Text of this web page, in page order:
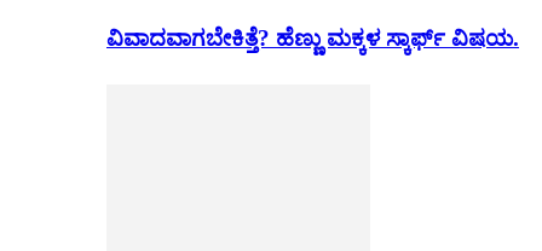
ವಿವಾದವಾಗಬೇಕಿತ್ತೆ? ಹೆಣ್ಣು ಮಕ್ಕಳ ಸ್ಕಾರ್ಫ್ ವಿಷಯ.